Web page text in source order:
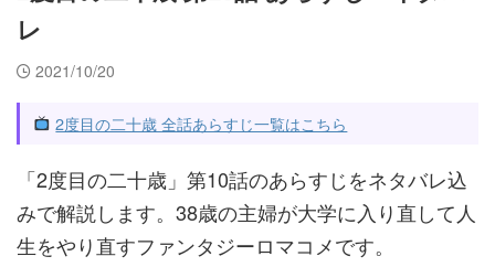
レ
2021/10/20
2度目の二十歳 全話あらすじ一覧はこちら
「2度目の二十歳」第10話のあらすじをネタバレ込
みで解説します。38歳の主婦が大学に入り直して人
生をやり直すファンタジーロマコメです。